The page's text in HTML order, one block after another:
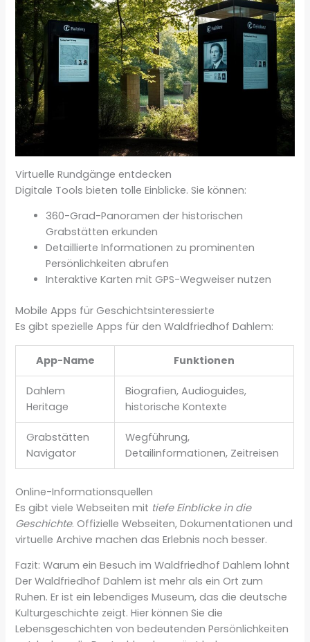
Virtuelle Rundgänge entdecken
Digitale Tools bieten tolle Einblicke. Sie können:
360-Grad-Panoramen der historischen
Grabstätten erkunden
Detaillierte Informationen zu prominenten
Persönlichkeiten abrufen
Interaktive Karten mit GPS-Wegweiser nutzen
Mobile Apps für Geschichtsinteressierte
Es gibt spezielle Apps für den Waldfriedhof Dahlem:
App-Name Funktionen
Dahlem
Heritage
Biografien, Audioguides,
historische Kontexte
Grabstätten
Navigator
Wegführung,
Detailinformationen, Zeitreisen
Online-Informationsquellen
Es gibt viele Webseiten mit tiefe Einblicke in die
Geschichte. Offizielle Webseiten, Dokumentationen und
virtuelle Archive machen das Erlebnis noch besser.
Fazit: Warum ein Besuch im Waldfriedhof Dahlem lohnt
Der Waldfriedhof Dahlem ist mehr als ein Ort zum
Ruhen. Er ist ein lebendiges Museum, das die deutsche
Kulturgeschichte zeigt. Hier können Sie die
Lebensgeschichten von bedeutenden Persönlichkeiten